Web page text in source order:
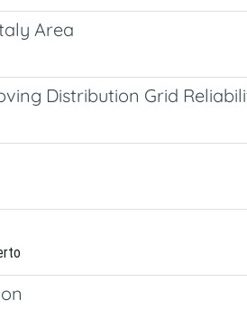
Area
Distribution Grid